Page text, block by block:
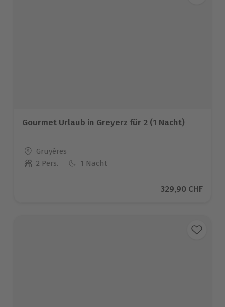
Gourmet Urlaub in Greyerz für 2 (1 Nacht)
Standort
Gruyères
Anzahl der Teilnehmer
2 Pers. 1 Nacht
Aktueller Preis
329,90 CHF